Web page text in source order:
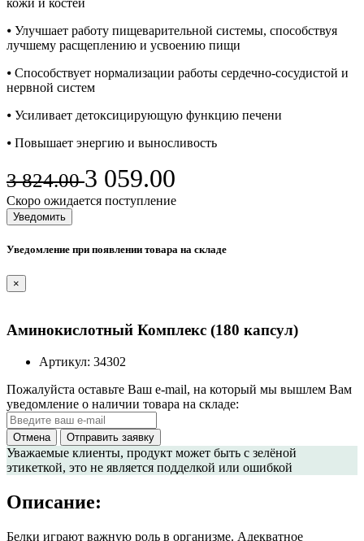
кожи и костей
⦁ Улучшает работу пищеварительной системы, способствуя
лучшему расщеплению и усвоению пищи
⦁ Способствует нормализации работы сердечно-сосудистой и
нервной систем
⦁ Усиливает детоксицирующую функцию печени
⦁ Повышает энергию и выносливость
3 824.003 059.00
Скоро ожидается поступление
Уведомить
Уведомление при появлении товара на складе
×
Аминокислотный Комплекс (180 капсул)
Артикул: 34302
Пожалуйста оставьте Ваш e-mail, на который мы вышлем Вам
уведомление о наличии товара на складе:
Отмена Отправить заявку
Уважаемые клиенты, продукт может быть с зелёной
этикеткой, это не является подделкой или ошибкой
Описание:
Белки играют важную роль в организме. Адекватное